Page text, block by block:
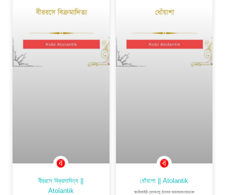
বীররসে বিক্রমাদিত্য ||
Atolantik
ধোঁয়াশা || Atolantik
স্কাইলাইট ঢেকেছে চাঁদের আলোকবোমারু